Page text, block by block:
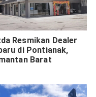
Resmikan Dealer
di Pontianak,
Barat